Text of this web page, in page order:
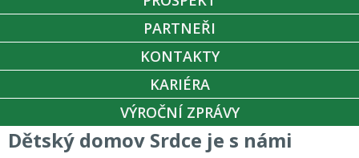
PARTNEŘI
KONTAKTY
KARIÉRA
VÝROČNÍ ZPRÁVY
Dětský domov Srdce je s námi